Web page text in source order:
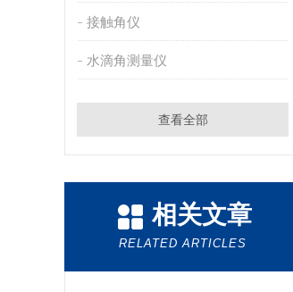
接触角仪
水滴角测量仪
查看全部
相关文章
RELATED ARTICLES